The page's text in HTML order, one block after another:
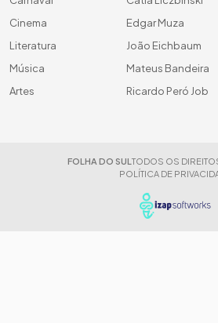
Cinema
Literatura
Música
Artes
Edgar Muza
João Eichbaum
Mateus Bandeira
Ricardo Peró Job
FOLHA DO SUL TODOS OS
POLÍTICA DE